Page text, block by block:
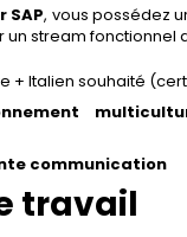
SAP, vous possédez
stream fonctionnel
+ Italien souhaité
communication
travail